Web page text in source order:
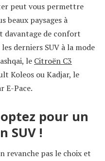
peut vous permettre
beaux paysages à
davantage de confort
derniers SUV à la mode
le Citroën C3
Koleos ou Kadjar, le
E-Pace.
pour un
SUV !
revanche pas le choix et